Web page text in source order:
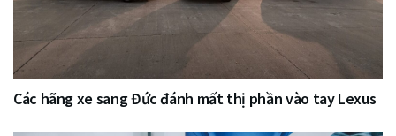
Các hãng xe sang Đức đánh mất thị phần vào tay Lexus